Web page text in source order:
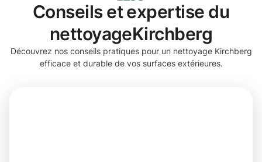
Conseils et expertise du
nettoyageKirchberg
Découvrez nos conseils pratiques pour un nettoyage Kirchberg
efficace et durable de vos surfaces extérieures.